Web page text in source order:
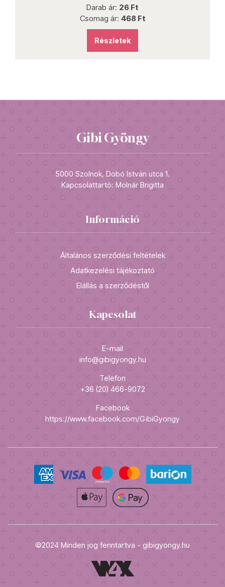
Darab ár: 26 Ft
Csomag ár: 468 Ft
Részletek
Gibi Gyöngy
5000 Szolnok, Dobó István utca 1.
Kapcsolattartó: Molnár Brigitta
Információ
Általános szerződési feltételek
Adatkezelési tájékoztató
Elállás a szerződéstől
Kapcsolat
E-mail
info@gibigyongy.hu
Telefon
+36 (20) 466-9072
Facebook
https://www.facebook.com/GibiGyongy
©2024 Minden jog fenntartva - gibigyongy.hu